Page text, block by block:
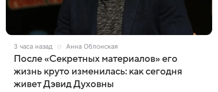
3 часа назад Анна Облонская
После «Секретных материалов» его
жизнь круто изменилась: как сегодня
живет Дэвид Духовны